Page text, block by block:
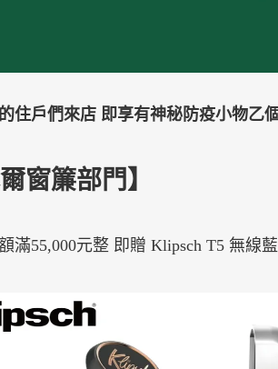
住戶們來店 即享有神秘防疫小物乙個
窗簾部門】
滿55,000元整 即贈 Klipsch T5 無線